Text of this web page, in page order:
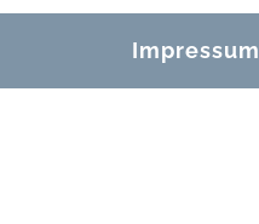
Impressum